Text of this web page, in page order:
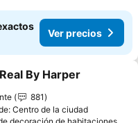
Ver precios
a favoritos
By Harper
881
Centro de la ciudad